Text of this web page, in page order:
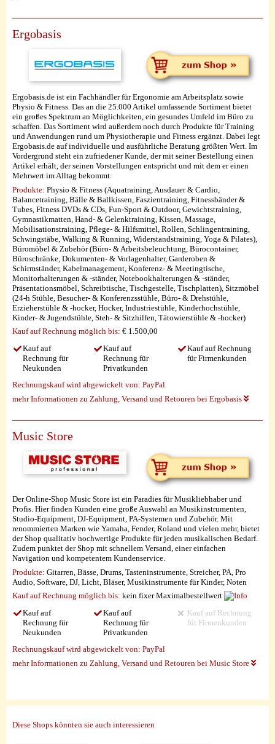
Ergobasis
Ergobasis.de ist ein Fachhändler für Ergonomie am Arbeitsplatz sowie
Physio & Fitness. Das an die 25.000 Artikel umfassende Sortiment bietet
ein großes Spektrum an Möglichkeiten, ein gesundes Umfeld im Büro zu
schaffen. Das Sortiment wird außerdem noch durch Produkte für Training
und Anwendungen rund um Physiotherapie und Fitness ergänzt. Dabei legt
Ergobasis.de auf individuelle und ausführliche Beratung größten Wert. Im
Vordergrund steht ein zufriedener Kunde, der mit seiner Bestellung einen
Artikel erhält, der seinen Vorstellungen entspricht und mit dem er einen
Mehrwert im Alltag bekommt.
Produkte: Physio & Fitness (Aquatraining, Ausdauer & Cardio,
Balancetraining, Bälle & Ballkissen, Faszientraining, Fitnessbänder &
Tubes, Fitness DVDs & CDs, Fun-Sport & Outdoor, Gewichtstraining,
Gymnastikmatten, Hand- & Gelenktraining, Kissen, Massage,
Mobilisationstraining, Pflege- & Hilfsmittel, Rollen, Schlingentraining,
Schwingstäbe, Walking & Running, Widerstandstraining, Yoga & Pilates),
Büromöbel & Zubehör (Büro- & Arbeitsbeleuchtung, Bürocontainer,
Büroschränke, Dokumenten- & Vorlagenhalter, Garderoben &
Schirmständer, Kabelmanagement, Konferenz- & Meetingtische,
Monitorhalterungen & -ständer, Notebookhalterungen & -ständer,
Präsentationsmöbel, Schreibtische, Tischgestelle, Tischplatten), Sitzmöbel
(24-h Stühle, Besucher- & Konferenzsstühle, Büro- & Drehstühle,
Erzieherstühle & -hocker, Hocker, Industriestühle, Kinderhochstühle,
Kinder- & Jugendstühle, Steh- & Sitzhilfen, Tätowierstühle & -hocker)
Kauf auf Rechnung möglich bis: € 1.500,00
Kauf auf
Rechnung für
Neukunden
Kauf auf
Rechnung für
Privatkunden
Kauf auf Rechnung
für Firmenkunden
Rechnungskauf wird abgewickelt von: PayPal
mehr Informationen zu Zahlung, Versand und Retouren bei Ergobasis
Music Store
Der Online-Shop Music Store ist ein Paradies für Musikliebhaber und
Profis. Hier finden Kunden eine große Auswahl an Musikinstrumenten,
Studio-Equipment, DJ-Equipment, PA-Systemen und Zubehör. Mit
renommierten Marken wie Yamaha, Fender, Roland und vielen mehr, bietet
der Shop qualitativ hochwertige Produkte für jeden musikalischen Bedarf.
Zudem punktet der Shop mit schnellem Versand, einer einfachen
Navigation und kompetentem Kundenservice.
Produkte: Gitarren, Bässe, Drums, Tasteninstrumente, Streicher, PA, Pro
Audio, Software, DJ, Licht, Bläser, Musikinstrumente für Kinder, Noten
Kauf auf Rechnung möglich bis: kein fixer Maximalbestellwert
Kauf auf
Rechnung für
Neukunden
Kauf auf
Rechnung für
Privatkunden
Kauf auf Rechnung
für Firmenkunden
Rechnungskauf wird abgewickelt von: PayPal
mehr Informationen zu Zahlung, Versand und Retouren bei Music Store
Diese Shops könnten sie auch interessieren